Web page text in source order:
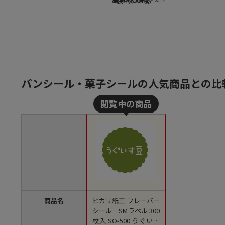
パンシール・菓子シールの人気商品との比
商品名
ヒカリ紙工 フレーバー
シール SMラベル 300
枚入 SO-500 うぐいす